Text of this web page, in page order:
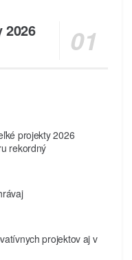
2026
projekty 2026
rekordný
projektov aj v